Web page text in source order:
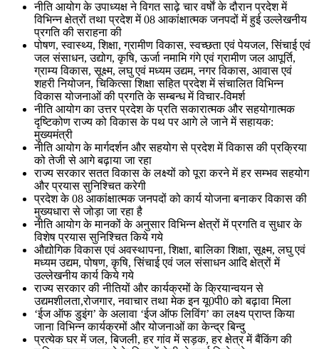
नीति आयोग के उपाध्यक्ष ने विगत साढ़े चार वर्षाें के दौरान प्रदेश में
विभिन्न क्षेत्रों तथा प्रदेश में 08 आकांक्षात्मक जनपदों में हुई उल्लेखनीय
प्रगति की सराहना की
पोषण, स्वास्थ्य, शिक्षा, ग्रामीण विकास, स्वच्छता एवं पेयजल, सिंचाई एवं
जल संसाधन, उद्योग, कृषि, ऊर्जा नमामि गंगे एवं ग्रामीण जल आपूर्ति,
ग्राम्य विकास, सूक्ष्म, लघु एवं मध्यम उद्यम, नगर विकास, आवास एवं
शहरी नियोजन, चिकित्सा शिक्षा सहित प्रदेश में संचालित विभिन्न
विकास योजनाओं की प्रगति के सम्बन्ध में विचार-विमर्श
नीति आयोग का उत्तर प्रदेश के प्रति सकारात्मक और सहयोगात्मक
दृष्टिकोण राज्य को विकास के पथ पर आगे ले जाने में सहायक:
मुख्यमंत्री
नीति आयोग के मार्गदर्शन और सहयोग से प्रदेश में विकास की प्रक्रिया
को तेजी से आगे बढ़ाया जा रहा
राज्य सरकार सतत विकास के लक्ष्यों को पूरा करने में हर सम्भव सहयोग
और प्रयास सुनिश्चित करेगी
प्रदेश के 08 आकांक्षात्मक जनपदों को कार्य योजना बनाकर विकास की
मुख्यधारा से जोड़ा जा रहा है
नीति आयोग के मानकों के अनुसार विभिन्न क्षेत्रों में प्रगति व सुधार के
विशेष प्रयास सुनिश्चित किये गये
औद्योगिक विकास एवं अवस्थापना, शिक्षा, बालिका शिक्षा, सूक्ष्म, लघु एवं
मध्यम उद्यम, पोषण, कृषि, सिंचाई एवं जल संसाधन आदि क्षेत्रों में
उल्लेखनीय कार्य किये गये
राज्य सरकार की नीतियों और कार्यक्रमों के क्रियान्वयन से
उद्यमशीलता,रोजगार, नवाचार तथा मेक इन यू0पी0 को बढ़ावा मिला
‘ईज ऑफ डुइंग’ के अलावा ‘ईज ऑफ लिविंग’ का लक्ष्य प्राप्त किया
जाना विभिन्न कार्यक्रमों और योजनाओं का केन्द्र बिन्दु
प्रत्येक घर में जल, बिजली, हर गांव में सड़क, हर क्षेत्र में बैंकिंग की